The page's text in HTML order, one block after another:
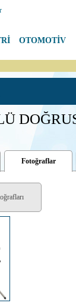
OTOMOTİV
Fotoğraflar